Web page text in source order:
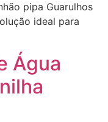
pipa Guarulhos
ideal para
Água